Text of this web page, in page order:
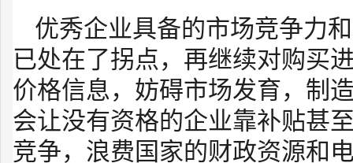
优秀企业具备的市场竞争力
已处在了拐点，再继续对购买
价格信息，妨碍市场发育，制
会让没有资格的企业靠补贴甚
竞争，浪费国家的财政资源和